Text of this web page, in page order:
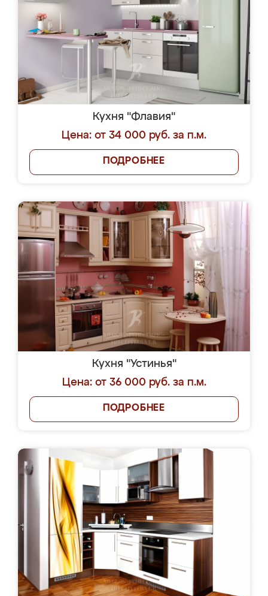
Кухня "Флавия"
Цена: от 34 000 руб. за п.м.
ПОДРОБНЕЕ
Кухня "Устинья"
Цена: от 36 000 руб. за п.м.
ПОДРОБНЕЕ